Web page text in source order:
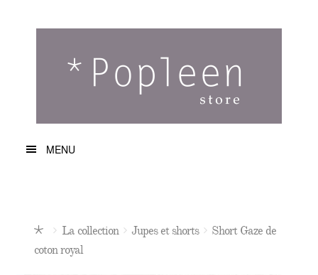
MENU
Nous contacter
Ac
La collection Jupes et shorts
Short Gaze de
coton royal